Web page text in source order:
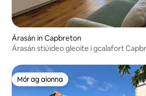
Árasán in Capbreton
Árasán stiúideo gleoite i gcalafort
Mór ag aíonna
Mór ag aíonna